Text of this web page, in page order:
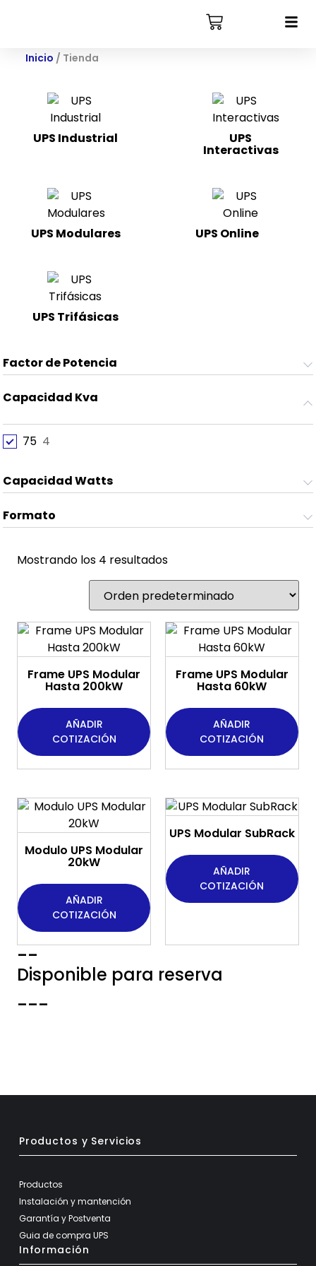
Inicio / Tienda
UPS Industrial UPS
Interactivas
UPS Modulares UPS Online
UPS Trifásicas
Factor de Potencia
Capacidad Kva
75 4
Capacidad Watts
Formato
Mostrando los 4 resultados
Frame UPS Modular
Hasta 200kW
AÑADIR
COTIZACIÓN
Frame UPS Modular
Hasta 60kW
AÑADIR
COTIZACIÓN
Modulo UPS Modular
20kW
AÑADIR
COTIZACIÓN
UPS Modular SubRack
AÑADIR
COTIZACIÓN
--
Disponible para reserva
---
Productos y Servicios
Productos
Instalación y mantención
Garantía y Postventa
Guia de compra UPS
Información